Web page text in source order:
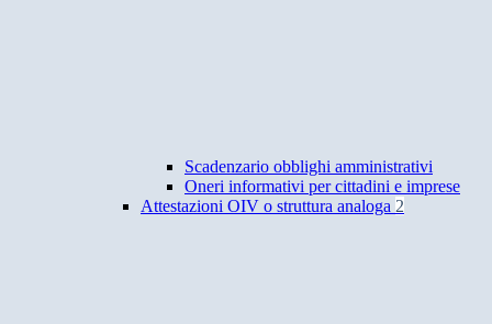
Scadenzario obblighi amministrativi
Oneri informativi per cittadini e imprese
Attestazioni OIV o struttura analoga 2